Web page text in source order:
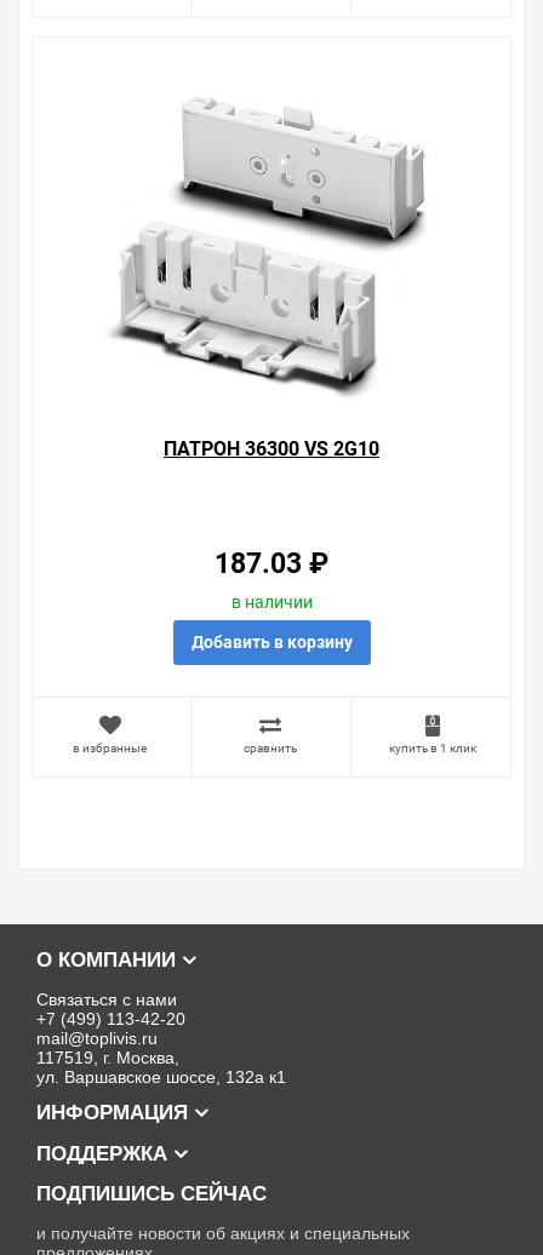
ПАТРОН 36300 VS 2G10
187.03 ₽
в наличии
Добавить в корзину
в избранные сравнить купить в 1 клик
О КОМПАНИИ
Связаться с нами
+7 (499) 113-42-20
mail@toplivis.ru
117519, г. Москва,
ул. Варшавское шоссе, 132а к1
ИНФОРМАЦИЯ
ПОДДЕРЖКА
ПОДПИШИСЬ СЕЙЧАС
и получайте новости об акциях и специальных